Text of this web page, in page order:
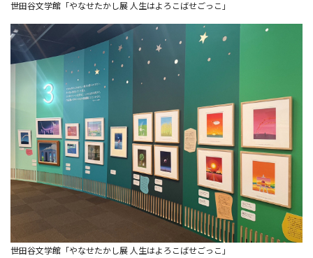
世田谷文学館「やなせたかし展 人生はよろこばせごっこ」
世田谷文学館「やなせたかし展 人生はよろこばせごっこ」